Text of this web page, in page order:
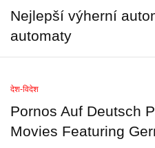
Nejlepší výherní
automaty
देश-विदेश
Pornos Auf Deutsch
Movies Featuring